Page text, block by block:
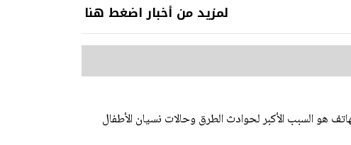
لمزيد من أخبار اضغط هنا
هو السبب الأكبر لحوادث الطرق وحالات نسيان الأطفال